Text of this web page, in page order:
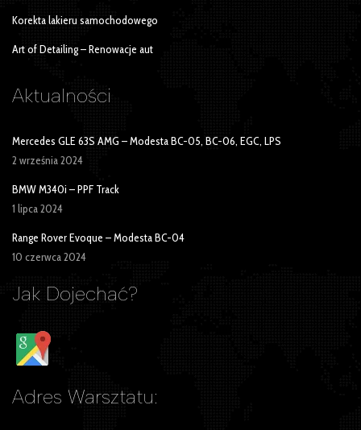
Korekta lakieru samochodowego
Art of Detailing – Renowacje aut
Aktualności
Mercedes GLE 63S AMG – Modesta BC-05, BC-06, EGC, LPS
2 września 2024
BMW M340i – PPF Track
1 lipca 2024
Range Rover Evoque – Modesta BC-04
10 czerwca 2024
Jak Dojechać?
Adres Warsztatu: